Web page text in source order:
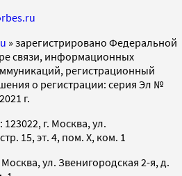
» зарегистрировано Федеральной
связи, информационных
регистрационный
о регистрации: серия Эл №
г.
г. Москва, ул.
15, эт. 4, пом. X, ком. 1
ул. Звенигородская 2-я, д.